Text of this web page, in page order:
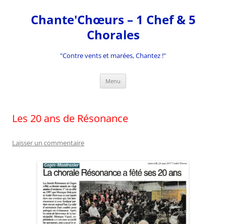
contenuChante'Chœurs – 1 Chef & 5
Chorales
"Contre vents et marées, Chantez !"
Menu
Les 20 ans de Résonance
Laisser un commentaire